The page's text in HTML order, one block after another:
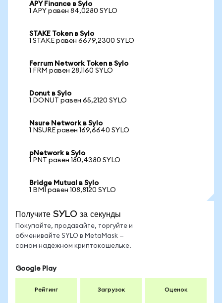
APY Finance в Sylo
1 APY равен 84,0280 SYLO
STAKE Token в Sylo
1 STAKE равен 6679,2300 SYLO
Ferrum Network Token в Sylo
1 FRM равен 28,1160 SYLO
Donut в Sylo
1 DONUT равен 65,2120 SYLO
Nsure Network в Sylo
1 NSURE равен 169,6640 SYLO
pNetwork в Sylo
1 PNT равен 180,4380 SYLO
Bridge Mutual в Sylo
1 BMI равен 108,8120 SYLO
Получите SYLO за секунды
Покупайте, продавайте, торгуйте и
обменивайте SYLO в MetaMask —
самом надёжном криптокошельке.
Google Play
Рейтинг Загрузок Оценок